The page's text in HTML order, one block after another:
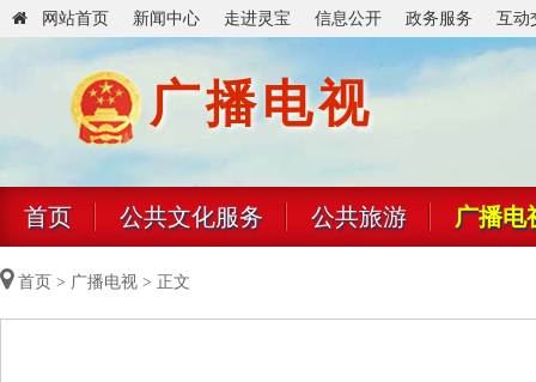
网站首页 新闻中心 走进灵宝 信息公开 政务服务 互动
广播电视
首页 公共文化服务 公共旅游 广播电
首页 > 广播电视 > 正文